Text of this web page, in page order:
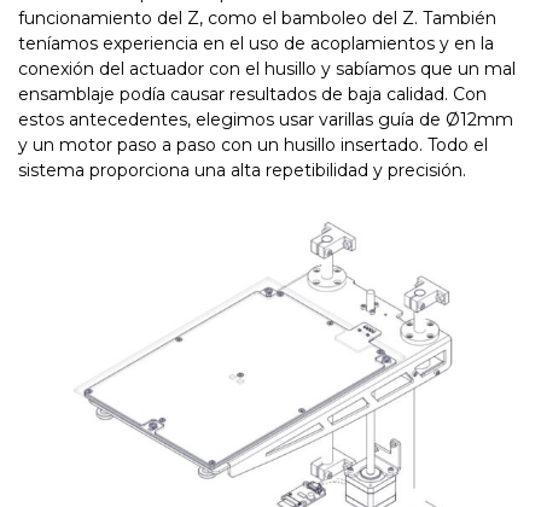
funcionamiento del Z, como el bamboleo del Z. También
teníamos experiencia en el uso de acoplamientos y en la
conexión del actuador con el husillo y sabíamos que un mal
ensamblaje podía causar resultados de baja calidad. Con
estos antecedentes, elegimos usar varillas guía de Ø12mm
y un motor paso a paso con un husillo insertado. Todo el
sistema proporciona una alta repetibilidad y precisión.